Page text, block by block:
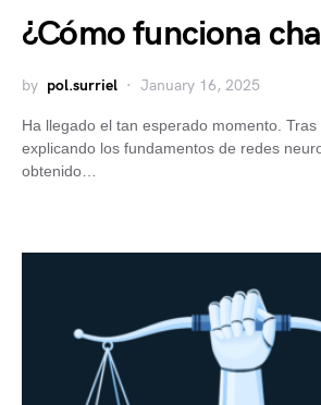
¿Cómo funciona
by pol.surriel January 16, 2025
Ha llegado el tan esperado momento.
explicando los fundamentos de redes
obtenido…